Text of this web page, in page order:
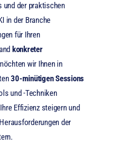
und der praktischen
in der Branche
für Ihren
konkreter
wir Ihnen in
30-minütigen Sessions
und -Techniken
Effizienz steigern und
der